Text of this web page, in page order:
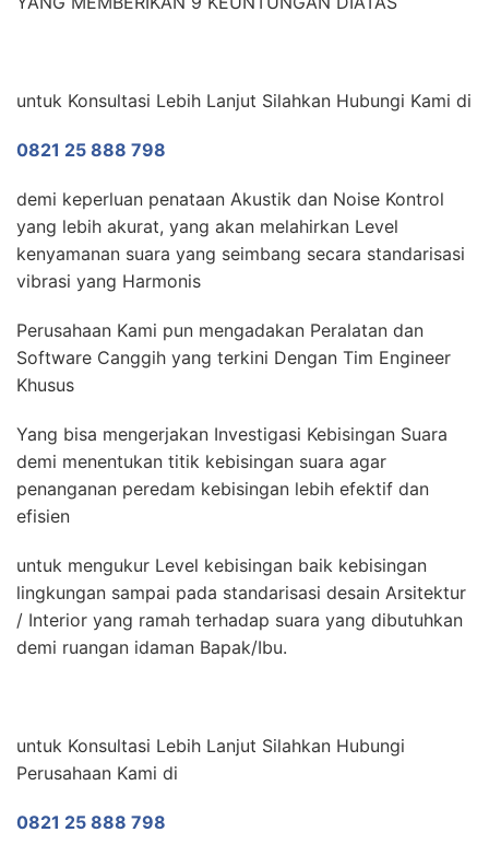
untuk Konsultasi Lebih Lanjut Silahkan Hubungi Kami di
0821 25 888 798
demi keperluan penataan Akustik dan Noise Kontrol
yang lebih akurat, yang akan melahirkan Level
kenyamanan suara yang seimbang secara standarisasi
vibrasi yang Harmonis
Perusahaan Kami pun mengadakan Peralatan dan
Software Canggih yang terkini Dengan Tim Engineer
Khusus
Yang bisa mengerjakan Investigasi Kebisingan Suara
demi menentukan titik kebisingan suara agar
penanganan peredam kebisingan lebih efektif dan
efisien
untuk mengukur Level kebisingan baik kebisingan
lingkungan sampai pada standarisasi desain Arsitektur
/ Interior yang ramah terhadap suara yang dibutuhkan
demi ruangan idaman Bapak/Ibu.
untuk Konsultasi Lebih Lanjut Silahkan Hubungi
Perusahaan Kami di
0821 25 888 798